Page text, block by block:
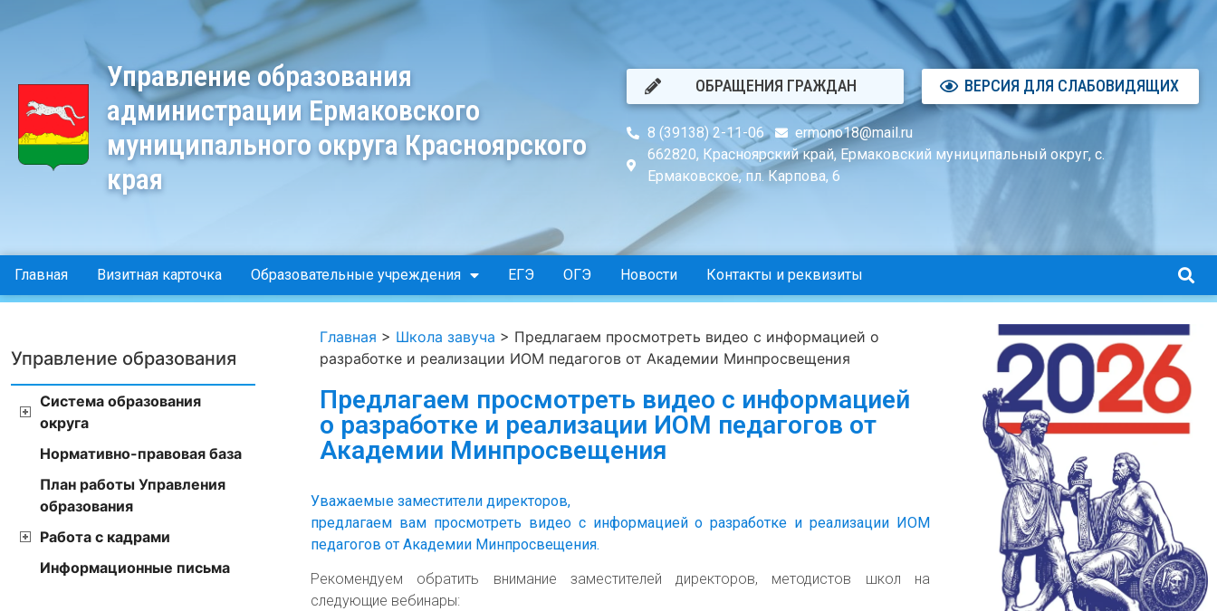
Управление образования
администрации Ермаковского
муниципального округа Красноярского
края
ОБРАЩЕНИЯ ГРАЖДАН ВЕРСИЯ ДЛЯ СЛАБОВИДЯЩИХ
8 (39138) 2-11-06
ermono18@mail.ru
662820, Красноярский край, Ермаковский муниципальный округ, с.
Ермаковское, пл. Карпова, 6
Главная Визитная карточка Образовательные учреждения ЕГЭ ОГЭ Новости Контакты и реквизиты
Управление образования
Система образования
округа
Нормативно-правовая база
План работы Управления
образования
Работа с кадрами
Информационные письма
Главная > Школа завуча > Предлагаем просмотреть видео с информацией о
разработке и реализации ИОМ педагогов от Академии Минпросвещения
Предлагаем просмотреть видео с информацией
о разработке и реализации ИОМ педагогов от
Академии Минпросвещения
Уважаемые заместители директоров,
предлагаем вам просмотреть видео с информацией о разработке и реализации ИОМ
педагогов от Академии Минпросвещения.
Рекомендуем обратить внимание заместителей директоров, методистов школ на
следующие вебинары: